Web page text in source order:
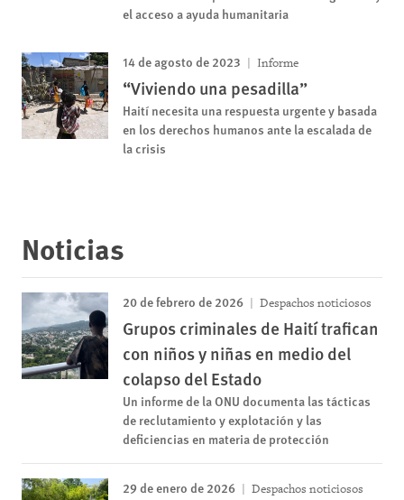
el acceso a ayuda humanitaria
14 de agosto de 2023 Informe
“Viviendo una pesadilla”
Haití necesita una respuesta urgente y basada
en los derechos humanos ante la escalada de
la crisis
Noticias
20 de febrero de 2026 Despachos noticiosos
Grupos criminales de Haití trafican
con niños y niñas en medio del
colapso del Estado
Un informe de la ONU documenta las tácticas
de reclutamiento y explotación y las
deficiencias en materia de protección
29 de enero de 2026 Despachos noticiosos